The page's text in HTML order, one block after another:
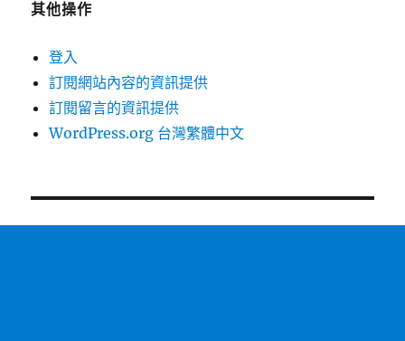
其他操作
登入
訂閱網站內容的資訊提供
訂閱留言的資訊提供
WordPress.org 台灣繁體中文